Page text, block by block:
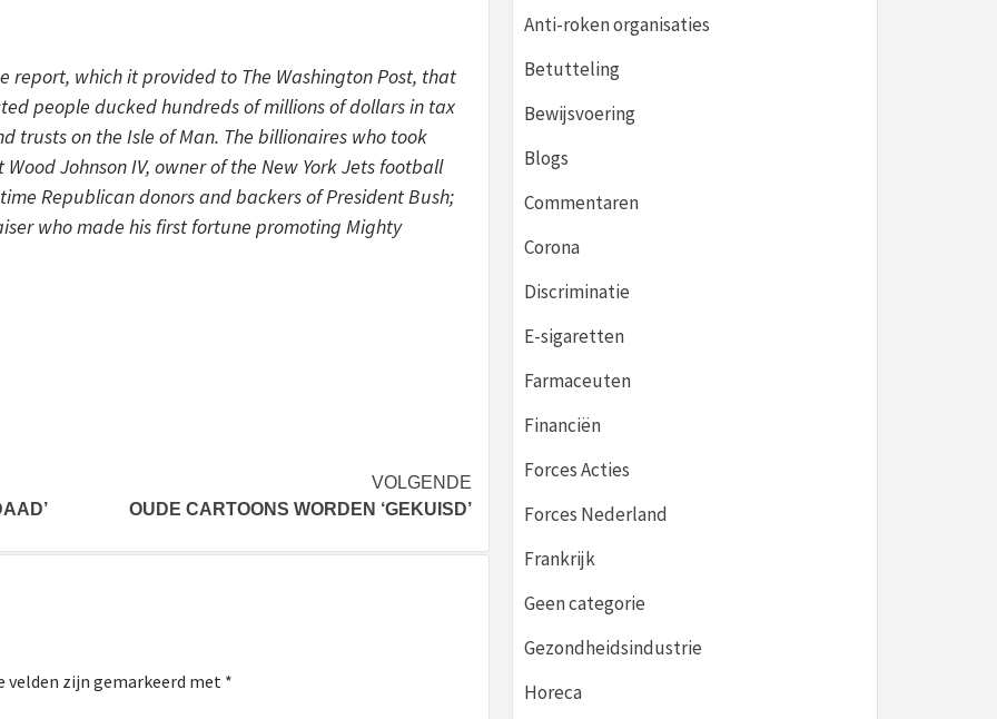
report, which it provided to The Washington Post, that
people ducked hundreds of millions of dollars in tax
trusts on the Isle of Man. The billionaires who took
Johnson IV, owner of the New York Jets football
Republican donors and backers of President Bush;
who made his first fortune promoting Mighty
VOLGENDE
OUDE CARTOONS WORDEN ‘GEKUISD’
velden zijn gemarkeerd met *
Anti-roken organisaties
Betutteling
Bewijsvoering
Blogs
Commentaren
Corona
Discriminatie
E-sigaretten
Farmaceuten
Financiën
Forces Acties
Forces Nederland
Frankrijk
Geen categorie
Gezondheidsindustrie
Horeca